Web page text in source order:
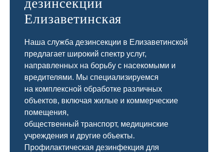
дезинсекции
Елизаветинская
Наша служба дезинсекции в Елизаветинской
предлагает широкий спектр услуг,
направленных на борьбу с насекомыми и
вредителями. Мы специализируемся
на комплексной обработке различных
объектов, включая жилые и коммерческие
помещения,
общественный транспорт, медицинские
учреждения и другие объекты.
Профилактическая дезинфекция для